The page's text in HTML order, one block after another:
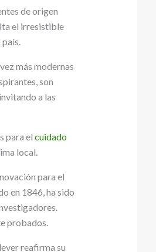
de origen
el irresistible
más modernas
son
a las
para el cuidado
local.
para el
en 1846, ha sido
probados.
reafirma su